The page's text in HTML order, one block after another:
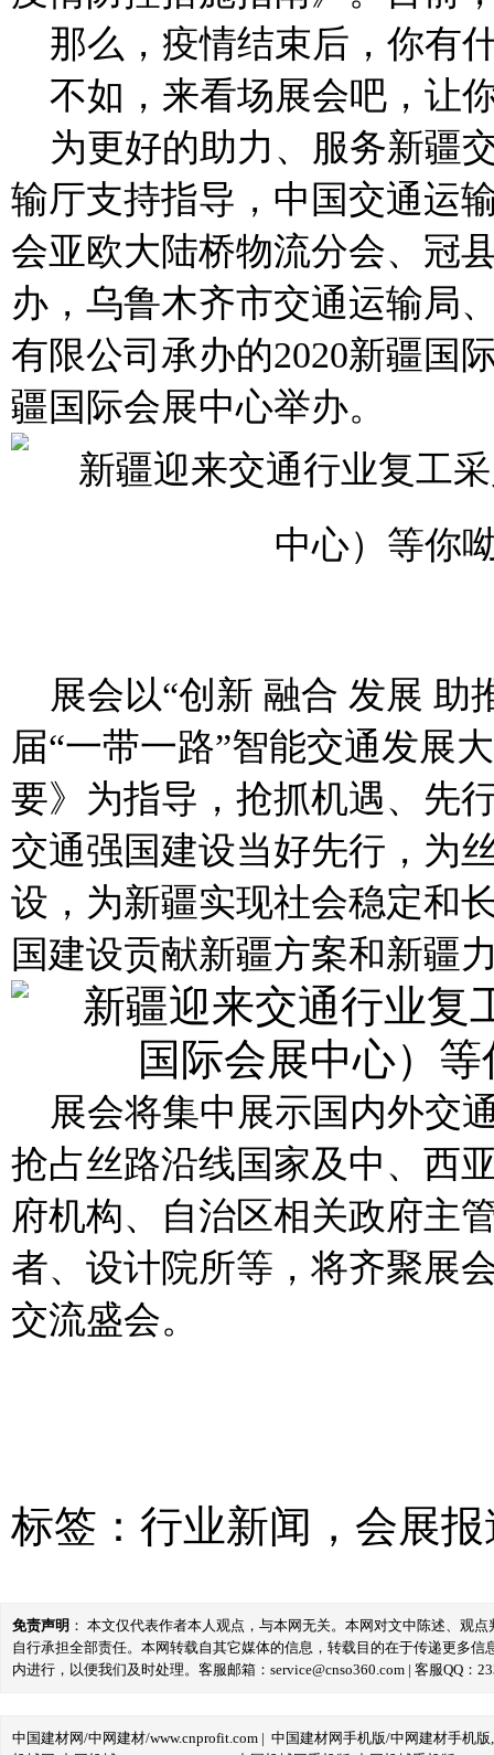
那么，疫情结束后，你有
不如，来看场展会吧，让
为更好的助力、服务新疆
输厅支持指导，中国交通运
会亚欧大陆桥物流分会、冠
办，乌鲁木齐市交通运输局
有限公司承办的2020新疆国
疆国际会展中心举办。
展会以“创新 融合 发展 助
届“一带一路”智能交通发展
要》为指导，抢抓机遇、先
交通强国建设当好先行，为
设，为新疆实现社会稳定和
国建设贡献新疆方案和新疆
展会将集中展示国内外交
抢占丝路沿线国家及中、西
府机构、自治区相关政府主
者、设计院所等，将齐聚展
交流盛会。
标签： 行业新闻 ， 会展报
免责声明 ： 本文仅代表作者本人观点，与本网无关。本网对文中陈述、观
自行承担全部责任。本网转载自其它媒体的信息，转载目的在于传递更多
内进行，以便我们及时处理。客服邮箱：service@cnso360.com | 客服QQ：
中国建材网/中网建材/www.cnprofit.com | 中国建材网手机版/中网建材手机版